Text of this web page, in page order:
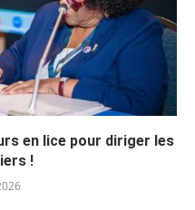
en lice pour diriger les
!